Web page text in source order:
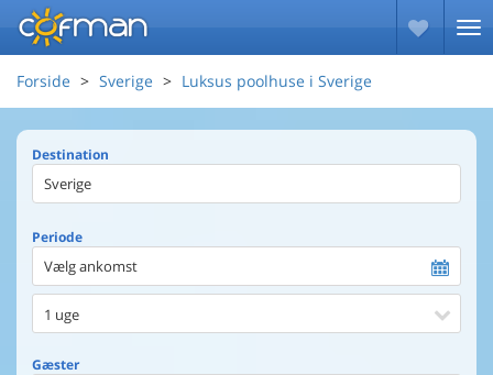
Forside Sverige Luksus poolhuse i Sverige
Destination
Periode
Vælg ankomst
1 uge
Gæster